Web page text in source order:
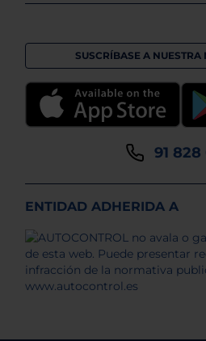
SUSCRÍBASE A NUESTRA
91 828
ENTIDAD ADHERIDA A